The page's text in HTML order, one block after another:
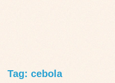
Tag: cebola